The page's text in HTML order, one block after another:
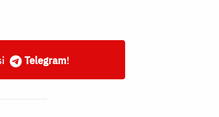
Telegram!